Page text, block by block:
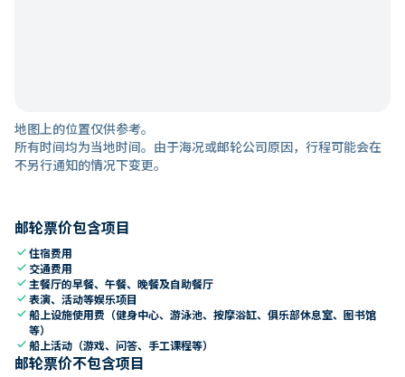
地图上的位置仅供参考。
所有时间均为当地时间。由于海况或邮轮公司原因，行程可能会在
不另行通知的情况下变更。
邮轮票价包含项目
check住宿费用
check 交通费用
check 主餐厅的早餐、午餐、晚餐及自助餐厅
check表演、活动等娱乐项目
check船上设施使用费（健身中心、游泳池、按摩浴缸、俱乐部休息室、图书馆
等）
check船上活动（游戏、问答、手工课程等）
邮轮票价不包含项目